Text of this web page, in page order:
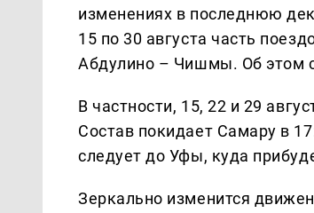
изменениях в последнюю
15 по 30 августа часть
Абдулино – Чишмы. Об этом
В частности, 15, 22 и 29
Состав покидает Самару в
следует до Уфы, куда
Зеркально изменится